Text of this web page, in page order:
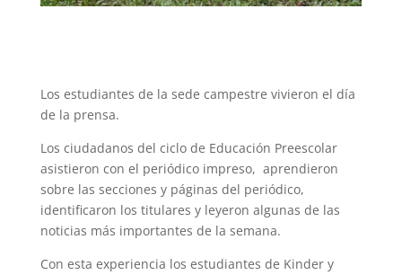
Los estudiantes de la sede campestre vivieron el día
de la prensa.
Los ciudadanos del ciclo de Educación Preescolar
asistieron con el periódico impreso, aprendieron
sobre las secciones y páginas del periódico,
identificaron los titulares y leyeron algunas de las
noticias más importantes de la semana.
Con esta experiencia los estudiantes de Kinder y